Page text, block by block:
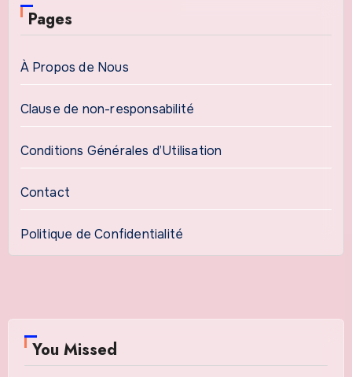
Pages
À Propos de Nous
Clause de non-responsabilité
Conditions Générales d’Utilisation
Contact
Politique de Confidentialité
You Missed